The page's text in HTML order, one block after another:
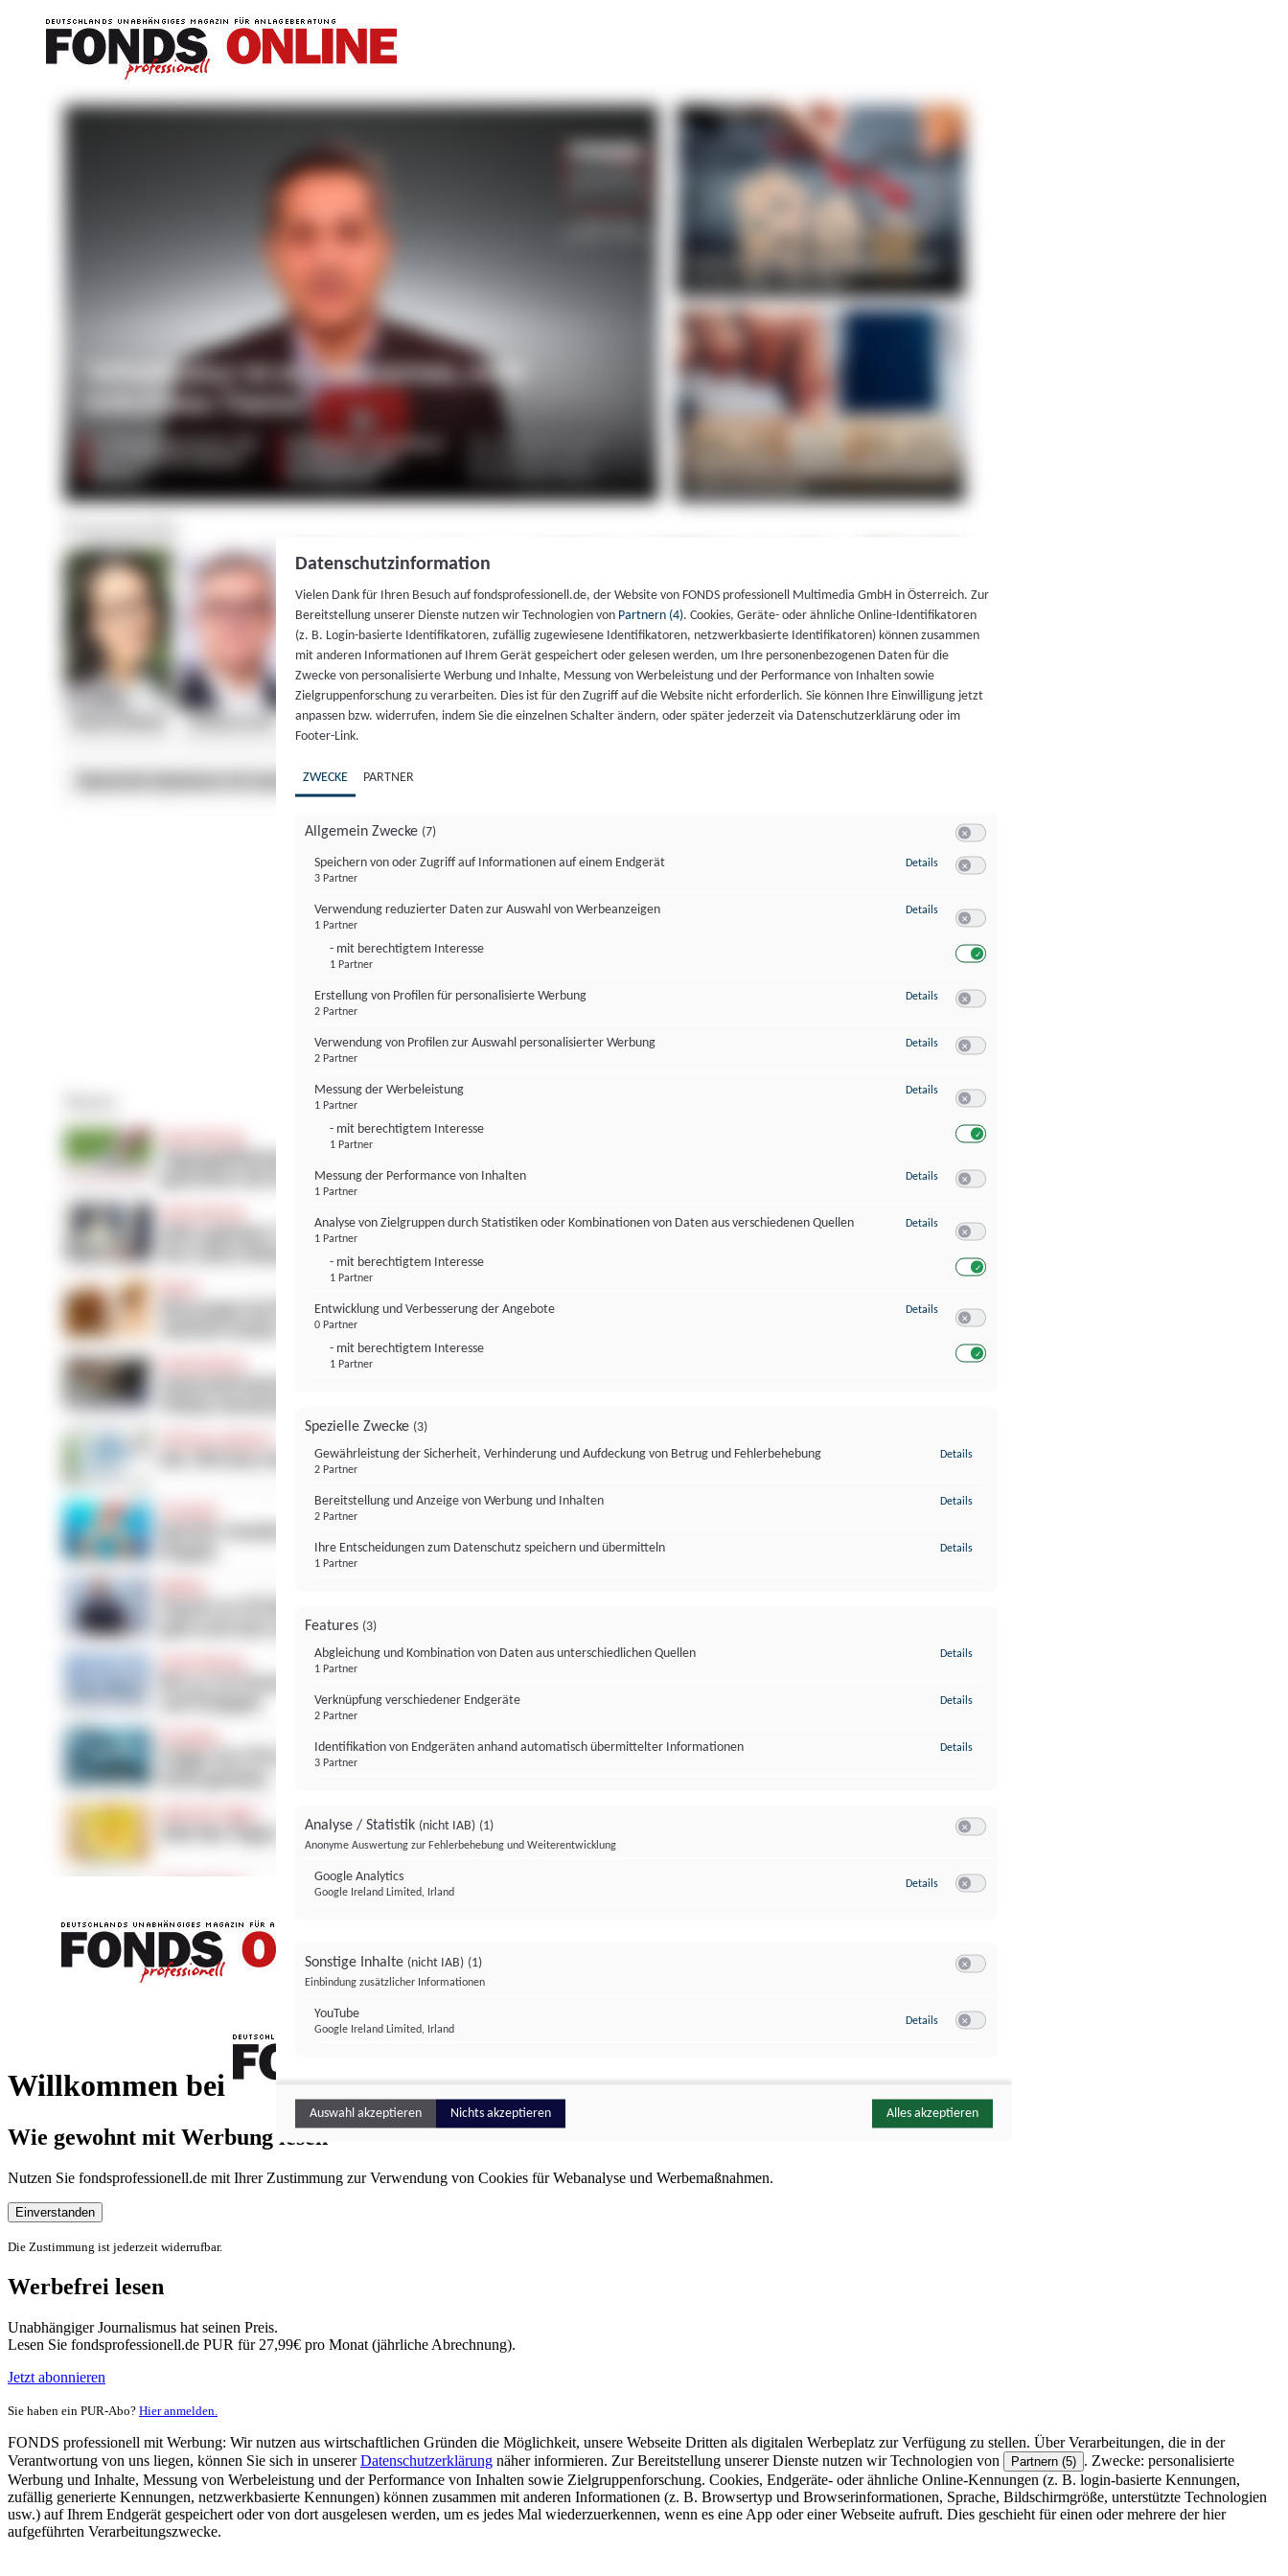
Willkommen bei
FONDS professionell
Wie gewohnt mit Werbung lesen
Nutzen Sie fondsprofessionell.de mit Ihrer Zustimmung zur Verwendung von Cookies für Webanalyse und Werbemaßnahmen.
Einverstanden
Die Zustimmung ist jederzeit widerrufbar.
Werbefrei lesen
Unabhängiger Journalismus hat seinen Preis.
Lesen Sie fondsprofessionell.de PUR für 27,99€ pro Monat (jährliche Abrechnung).
Jetzt abonnieren
Sie haben ein PUR-Abo? Hier anmelden.
FONDS professionell mit Werbung: Wir nutzen aus wirtschaftlichen Gründen die Möglichkeit, unsere Webseite Dritten als digitalen Werbeplatz zur Verfügung zu stellen. Über Verarbeitungen, die in der
Verantwortung von uns liegen, können Sie sich in unsererDatenschutzerklärung näher informieren. Zur Bereitstellung unserer Dienste nutzen wir Technologien von Partnern (5) . Zwecke: personalisierte
Werbung und Inhalte, Messung von Werbeleistung und der Performance von Inhalten sowie Zielgruppenforschung. Cookies, Endgeräte- oder ähnliche Online-Kennungen (z. B. login-basierte Kennungen,
zufällig generierte Kennungen, netzwerkbasierte Kennungen) können zusammen mit anderen Informationen (z. B. Browsertyp und Browserinformationen, Sprache, Bildschirmgröße, unterstützte Technologien
usw.) auf Ihrem Endgerät gespeichert oder von dort ausgelesen werden, um es jedes Mal wiederzuerkennen, wenn es eine App oder einer Webseite aufruft. Dies geschieht für einen oder mehrere der hier
aufgeführten Verarbeitungszwecke.
Datenschutzinformation
Vielen Dank für Ihren Besuch auf fondsprofessionell.de, der Website von FONDS professionell Multimedia GmbH in Österreich. Zur
Bereitstellung unserer Dienste nutzen wir Technologien von Partnern (4). Cookies, Geräte- oder ähnliche Online-Identifikatoren
(z. B. Login-basierte Identifikatoren, zufällig zugewiesene Identifikatoren, netzwerkbasierte Identifikatoren) können zusammen
mit anderen Informationen auf Ihrem Gerät gespeichert oder gelesen werden, um Ihre personenbezogenen Daten für die
Zwecke von personalisierte Werbung und Inhalte, Messung von Werbeleistung und der Performance von Inhalten sowie
Zielgruppenforschung zu verarbeiten. Dies ist für den Zugriff auf die Website nicht erforderlich. Sie können Ihre Einwilligung jetzt
anpassen bzw. widerrufen, indem Sie die einzelnen Schalter ändern, oder später jederzeit via Datenschutzerklärung oder im
Footer-Link.
ZWECKE PARTNER
Allgemein Zwecke (7)
Speichern von oder Zugriff auf Informationen auf einem Endgerät
3 Partner
Details zu Speichern von oder Zugriff auf Informationen auf einem Endgerät
Verwendung reduzierter Daten zur Auswahl von Werbeanzeigen
1 Partner
- mit berechtigtem Interesse
1 Partner
Details zu Verwendung reduzierter Daten zur Auswahl von Werbeanzeigen
Erstellung von Profilen für personalisierte Werbung
2 Partner
Details zu Erstellung von Profilen für personalisierte Werbung
Verwendung von Profilen zur Auswahl personalisierter Werbung
2 Partner
Details zu Verwendung von Profilen zur Auswahl personalisierter Werbung
Messung der Werbeleistung
1 Partner
- mit berechtigtem Interesse
1 Partner
Details zu Messung der Werbeleistung
Messung der Performance von Inhalten
1 Partner
Details zu Messung der Performance von Inhalten
Analyse von Zielgruppen durch Statistiken oder Kombinationen von Daten aus verschiedenen Quellen
1 Partner
- mit berechtigtem Interesse
1 Partner
Details zu Analyse von Zielgruppen durch Statistiken oder Kombinationen von
Entwicklung und Verbesserung der Angebote
0 Partner
- mit berechtigtem Interesse
1 Partner
Details zu Entwicklung und Verbesserung der Angebote
Spezielle Zwecke (3)
Gewährleistung der Sicherheit, Verhinderung und Aufdeckung von Betrug und Fehlerbehebung
2 Partner
Details
Bereitstellung und Anzeige von Werbung und Inhalten
2 Partner
Details
Ihre Entscheidungen zum Datenschutz speichern und übermitteln
1 Partner
Details
Features (3)
Abgleichung und Kombination von Daten aus unterschiedlichen Quellen
1 Partner
Details
Verknüpfung verschiedener Endgeräte
2 Partner
Details
Identifikation von Endgeräten anhand automatisch übermittelter Informationen
3 Partner
Details
Analyse / Statistik (nicht IAB) (1)
Anonyme Auswertung zur Fehlerbehebung und Weiterentwicklung
Google Analytics
Google Ireland Limited, Irland
Details zu Google Analytics
Sonstige Inhalte (nicht IAB) (1)
Einbindung zusätzlicher Informationen
YouTube
Google Ireland Limited, Irland
Details zu YouTube
Auswahl akzeptieren Nichts akzeptieren Alles akzeptieren